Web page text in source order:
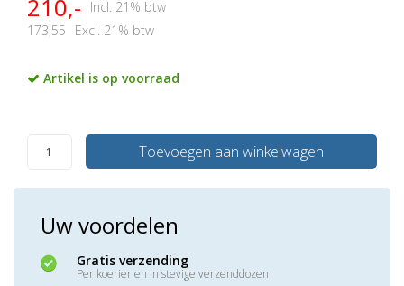
210,-
Incl. 21% btw
173,55
Excl. 21% btw
Artikel is op voorraad
Toevoegen aan winkelwagen
Uw voordelen
Gratis verzending
Per koerier en in stevige verzenddozen